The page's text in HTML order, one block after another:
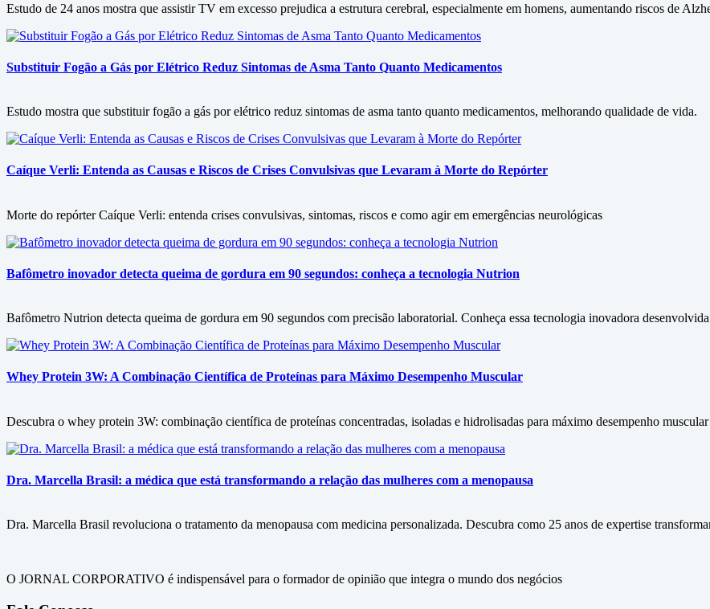
Estudo de 24 anos mostra que assistir TV em excesso prejudica a estrutura cerebral, especialmente em homens, aumentando riscos de
Substituir Fogão a Gás por Elétrico Reduz Sintomas de Asma Tanto Quanto Medicamentos
Estudo mostra que substituir fogão a gás por elétrico reduz sintomas de asma tanto quanto medicamentos, melhorando qualidade de vida.
Caíque Verli: Entenda as Causas e Riscos de Crises Convulsivas que Levaram à Morte do Repórter
Morte do repórter Caíque Verli: entenda crises convulsivas, sintomas, riscos e como agir em emergências neurológicas
Bafômetro inovador detecta queima de gordura em 90 segundos: conheça a tecnologia Nutrion
Bafômetro Nutrion detecta queima de gordura em 90 segundos com precisão laboratorial. Conheça essa tecnologia inovadora
Whey Protein 3W: A Combinação Científica de Proteínas para Máximo Desempenho Muscular
Descubra o whey protein 3W: combinação científica de proteínas concentradas, isoladas e hidrolisadas para máximo desempenho muscular
Dra. Marcella Brasil: a médica que está transformando a relação das mulheres com a menopausa
Dra. Marcella Brasil revoluciona o tratamento da menopausa com medicina personalizada. Descubra como 25 anos de expertise
O JORNAL CORPORATIVO é indispensável para o formador de opinião que integra o mundo dos negócios